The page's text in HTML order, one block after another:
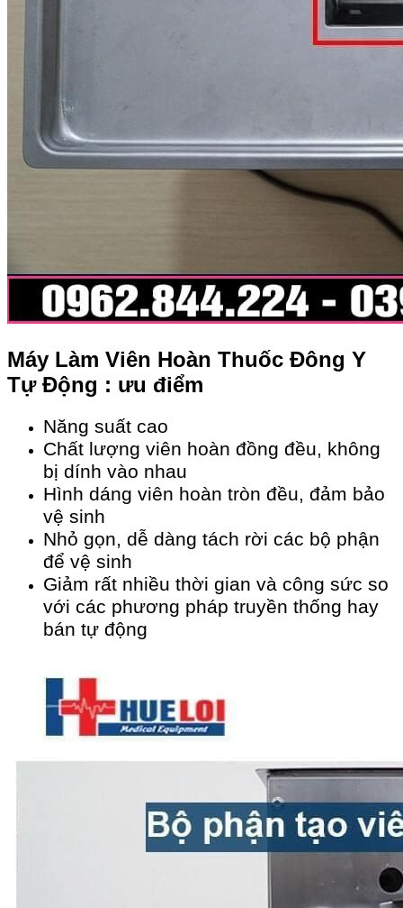
Máy Làm Viên Hoàn Thuốc Đông Y
Tự Động : ưu điểm
Năng suất cao
Chất lượng viên hoàn đồng đều, không
bị dính vào nhau
Hình dáng viên hoàn tròn đều, đảm bảo
vệ sinh
Nhỏ gọn, dễ dàng tách rời các bộ phận
để vệ sinh
Giảm rất nhiều thời gian và công sức so
với các phương pháp truyền thống hay
bán tự động